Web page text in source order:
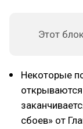
Этот
Некоторые
сбоев» от